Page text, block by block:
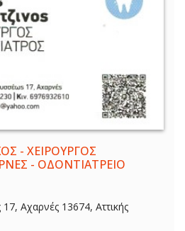
- ΧΕΙΡΟΥΡΓΟΣ
- ΟΔΟΝΤΙΑΤΡΕΙΟ
Αχαρνές 13674, Αττικής